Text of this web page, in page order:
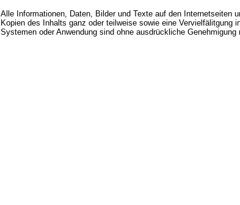
Alle Informationen, Daten, Bilder und Texte auf den Internetseiten
Kopien des Inhalts ganz oder teilweise sowie eine Vervielfälitgung
Systemen oder Anwendung sind ohne ausdrückliche